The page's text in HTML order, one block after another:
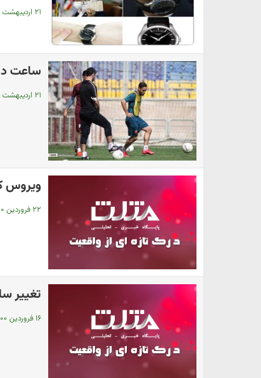
۲۱ اردیبهشت ۱۴۰۰
ساعت
۲۱ اردیبهشت ۱۴۰۰
ویروس
۲۲ فروردین ۱۴۰۰
تغییر
۱۶ فروردین ۱۴۰۰